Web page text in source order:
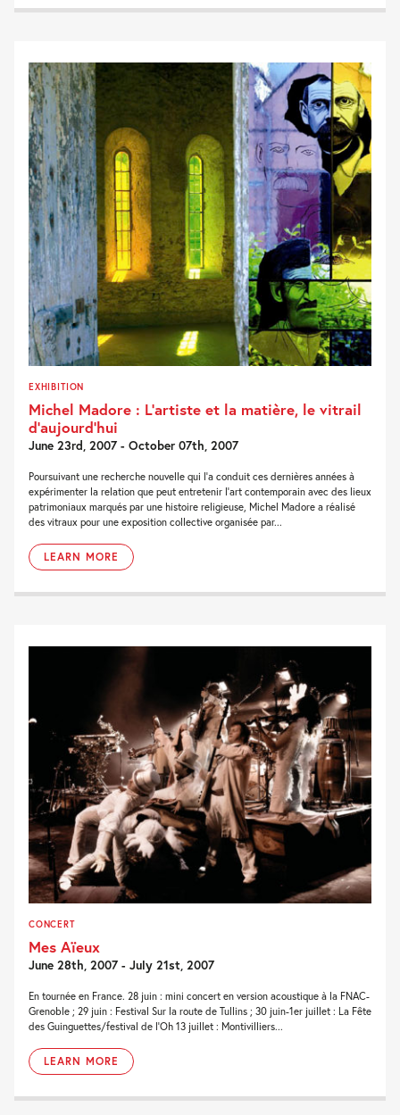
EXHIBITION
Michel Madore : L’artiste et la matière, le vitrail
d’aujourd’hui
June 23rd, 2007 - October 07th, 2007
Poursuivant une recherche nouvelle qui l'a conduit ces dernières années à
expérimenter la relation que peut entretenir l'art contemporain avec des lieux
patrimoniaux marqués par une histoire religieuse, Michel Madore a réalisé
des vitraux pour une exposition collective organisée par...
LEARN MORE
CONCERT
Mes Aïeux
June 28th, 2007 - July 21st, 2007
En tournée en France. 28 juin : mini concert en version acoustique à la FNAC-
Grenoble ; 29 juin : Festival Sur la route de Tullins ; 30 juin-1er juillet : La Fête
des Guinguettes/festival de l’Oh 13 juillet : Montivilliers...
LEARN MORE